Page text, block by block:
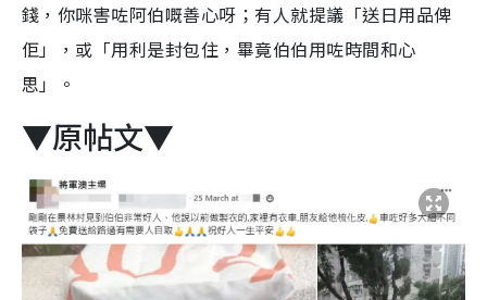
錢，你咪害咗阿伯嘅善心呀；有人就提議「送日用品俾
佢」，或「用利是封包住，畢竟伯伯用咗時間和心
思」。
▼原帖文▼